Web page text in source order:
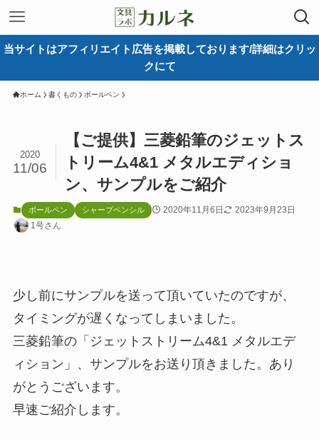
当サイトはアフィリエイト広告を掲載しております/詳細はクリッ
クにて
ホーム 書くもの ボールペン
【ご提供】三菱鉛筆のジェットス
トリーム4&1 メタルエディショ
ン、サンプルをご紹介
2020
11/06
ボールペン シャープペンシル 2020年11月6日
2023年9月23日
1号さん
少し前にサンプルを送って頂いていたのですが、
タイミングが遅くなってしまいました。
三菱鉛筆の「ジェットストリーム4&1 メタルエデ
ィション」、サンプルをお送り頂きました。あり
がとうございます。
早速ご紹介します。